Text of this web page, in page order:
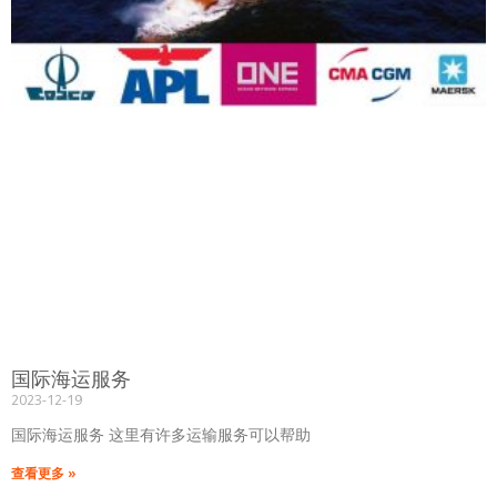
国际海运服务
2023-12-19
国际海运服务 这里有许多运输服务可以帮助
查看更多 »